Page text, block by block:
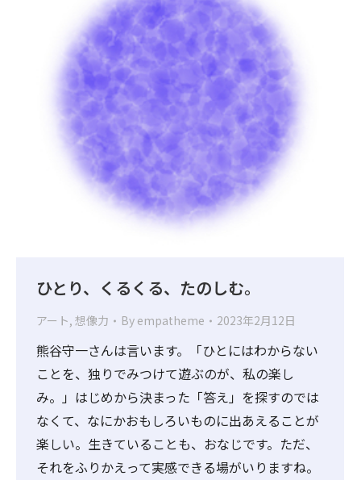
ひとり、くるくる、たのしむ。
アート, 想像力 By empatheme 2023年2月12日
熊谷守一さんは言います。「ひとにはわからない
ことを、独りでみつけて遊ぶのが、私の楽し
み。」はじめから決まった「答え」を探すのでは
なくて、なにかおもしろいものに出あえることが
楽しい。生きていることも、おなじです。ただ、
それをふりかえって実感できる場がいりますね。